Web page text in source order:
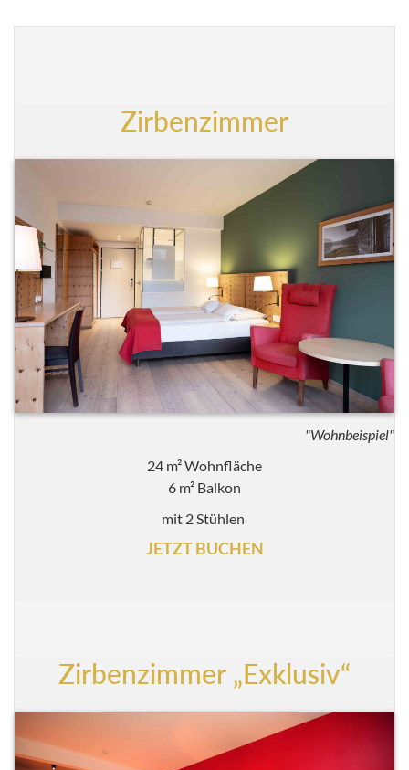
Zirbenzimmer
"Wohnbeispiel"
24 m² Wohnfläche
6 m² Balkon
mit 2 Stühlen
JETZT BUCHEN
Zirbenzimmer „Exklusiv“